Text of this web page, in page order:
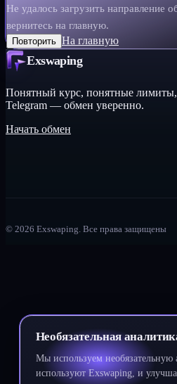
Необязательная
Мы используем необязательную
используют Exswaping, и
Не удалось загрузить
вернитесь на главную.
Повторить На главную
Exswaping
Понятный курс, понятные
Telegram — обмен уверенно.
Начать обмен
© 2026 Exswaping. Все права защищены